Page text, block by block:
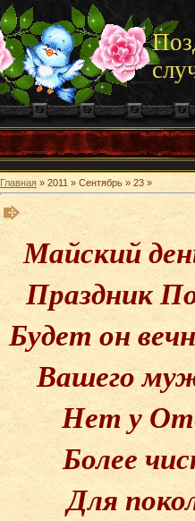
Главная » 2011 » Сентябрь » 23 »
Майский
Праздник
Будет он
Вашего
Нет у
Более
Для